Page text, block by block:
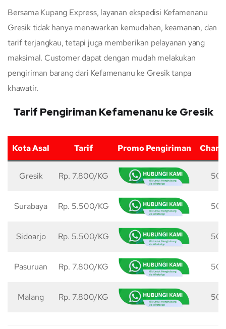
Bersama Kupang Express, layanan ekspedisi Kefamenanu
Gresik tidak hanya menawarkan kemudahan, keamanan, dan
tarif terjangkau, tetapi juga memberikan pelayanan yang
maksimal. Customer dapat dengan mudah melakukan
pengiriman barang dari Kefamenanu ke Gresik tanpa
khawatir.
Tarif Pengiriman Kefamenanu ke Gresik
Kota Asal Tarif Promo Pengiriman
Gresik Rp. 7.800/KG 50
Surabaya Rp. 5.500/KG 50
Sidoarjo Rp. 5.500/KG 50
Pasuruan Rp. 7.800/KG 50
Malang Rp. 7.800/KG 50